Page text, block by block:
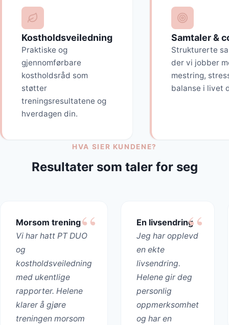
Kostholdsveiledning
Praktiske og
gjennomførbare
kostholdsråd som
støtter
treningsresultatene og
hverdagen din.
Samtaler &
Strukturerte
der vi jobber
mestring,
balanse i livet
HVA SIER KUNDENE?
Resultater som taler for seg
Morsom trening
Vi har hatt PT DUO
og
kostholdsveiledning
med ukentlige
rapporter. Helene
klarer å gjøre
treningen morsom
En livsendring
Jeg har opplevd
en ekte
livsendring.
Helene gir deg
personlig
oppmerksomhet
og har en